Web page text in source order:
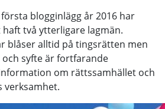
blogginlägg år 2016 har
två ytterligare lagmän.
blåser alltid på tingsrätten men
syfte är fortfarande
om rättssamhället och
verksamhet.